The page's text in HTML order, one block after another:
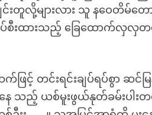
းတူလို့များလား သူ နဝေတိမ်တေ
စီးထားသည့် ခြေထောက်လှလှ
တင်းရင်းချပ်ရပ်စွာ ဆင်မြ
သည့် ယစ်မူးဖွယ်နုတ်ခမ်းပါး